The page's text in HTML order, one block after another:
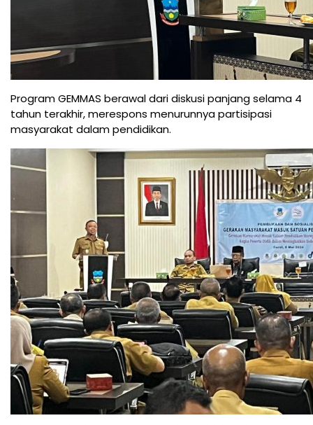
Program GEMMAS berawal dari diskusi panjang selama 4
tahun terakhir, merespons menurunnya partisipasi
masyarakat dalam pendidikan.